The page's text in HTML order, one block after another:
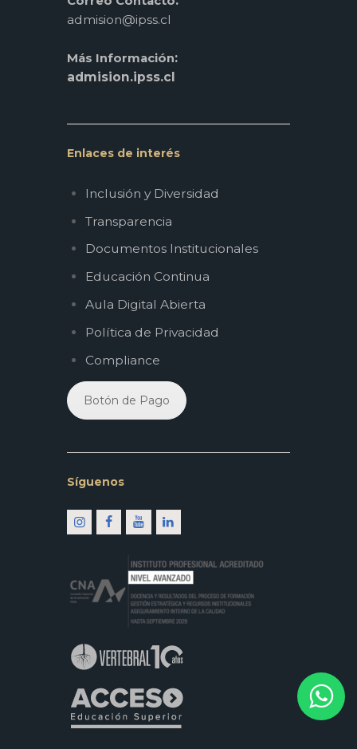
admision@ipss.cl
Más Información:
admision.ipss.cl
Enlaces de interés
Inclusión y Diversidad
Transparencia
Documentos Institucionales
Educación Continua
Aula Digital Abierta
Política de Privacidad
Compliance
Botón de Pago
Síguenos